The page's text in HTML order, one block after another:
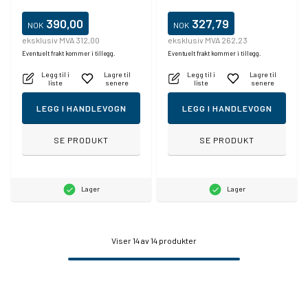
NOK 390,00
eksklusiv MVA 312,00
Eventuelt frakt kommer i tillegg.
Legg til i
liste
Lagre til
senere
LEGG I HANDLEVOGN
SE PRODUKT
Lager
NOK 327,79
eksklusiv MVA 262,23
Eventuelt frakt kommer i tillegg.
Legg til i
liste
Lagre til
senere
LEGG I HANDLEVOGN
SE PRODUKT
Lager
Viser14av 14 produkter